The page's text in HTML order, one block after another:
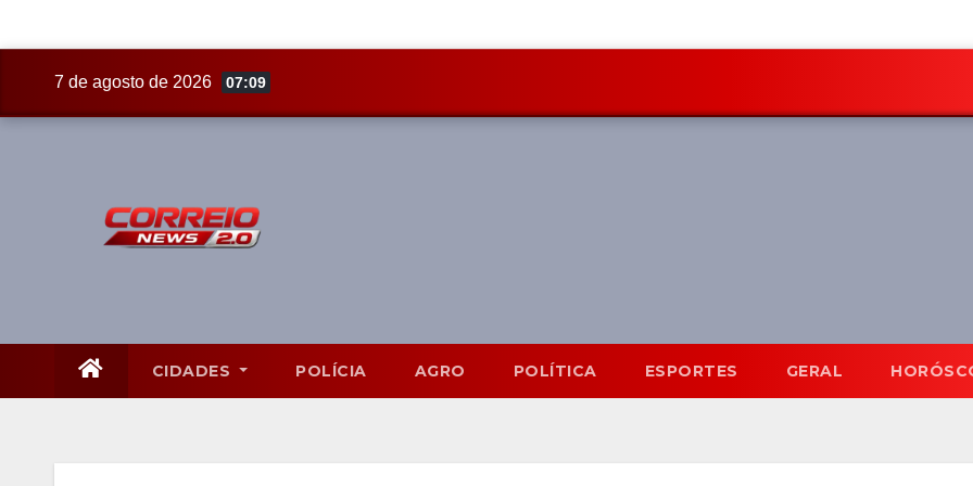
7 de agosto de 2026 07:09
CIDADES POLÍCIA AGRO POLÍTICA ESPORTES GERAL